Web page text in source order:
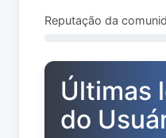
Reputação da
Últimas
do